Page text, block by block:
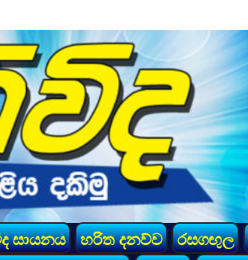
සායනය හරිත දනව්ව රසගඟුල